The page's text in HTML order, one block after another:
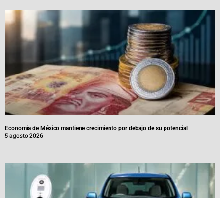
Economía de México mantiene crecimiento por debajo de su potencial
5 agosto 2026